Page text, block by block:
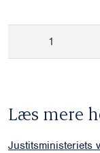
1
Læs mere
Justitsministeriets